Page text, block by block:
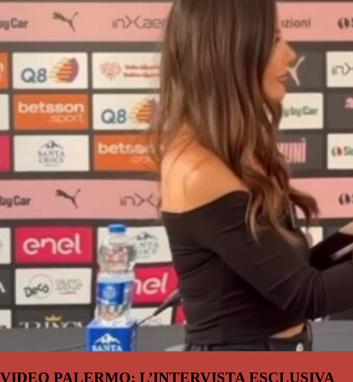
VIDEO PALERMO: L’INTERVISTA ESCLUSIVA